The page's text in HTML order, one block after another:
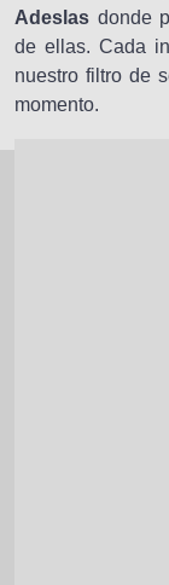
Adeslas donde
de ellas. Cada
nuestro filtro de
momento.